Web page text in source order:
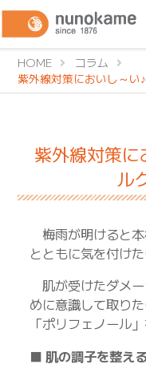
HOME
コラム
紫外線対策においし～い
紫外線対策に
ル
梅雨が明けると
とともに気を付け
肌が受けたダメ
めに意識して取り
「ポリフェノール
■ 肌の調子を整え